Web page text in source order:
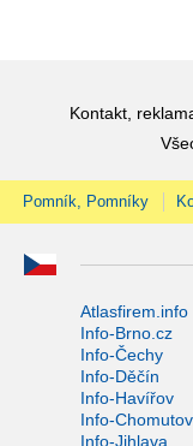
Kontakt,
Pomník, Pomníky
Atlasfirem.info
Info-Brno.cz
Info-Čechy
Info-Děčín
Info-Havířov
Info-Chomutov
Info-Jihlava